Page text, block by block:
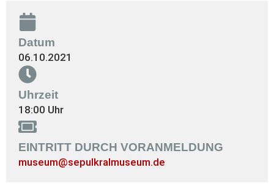
Datum
06.10.2021
Uhrzeit
18:00 Uhr
EINTRITT DURCH VORANMELDUNG
museum@sepulkralmuseum.de